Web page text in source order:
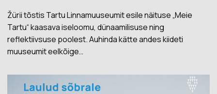
Žürii tõstis Tartu Linnamuuseumit esile näituse „Meie
Tartu“ kaasava iseloomu, dünaamilisuse ning
reflektiivsuse poolest. Auhinda kätte andes kiideti
muuseumit eelkõige…